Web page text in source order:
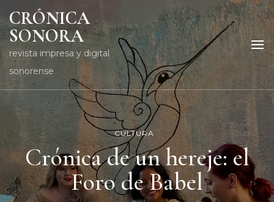
CRÓNICA
SONORA
revista impresa y digital
sonorense
CULTURA
Crónica de un hereje: el
Foro de Babel